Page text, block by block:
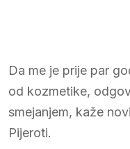
Da me je prije par
od kozmetike,
smejanjem, kaže
Pijeroti.